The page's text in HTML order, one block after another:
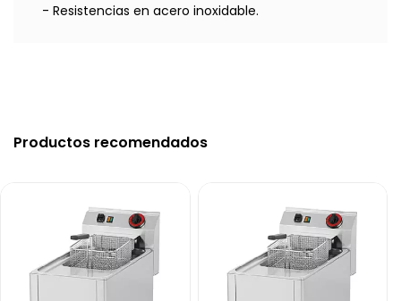
- Resistencias en acero inoxidable.
Productos recomendados